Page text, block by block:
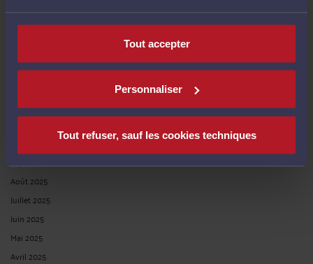
Tout accepter
Personnaliser
Tout refuser, sauf les cookies techniques
Mai 2026
Avril 2026
Février 2026
Décembre 2025
Octobre 2025
Août 2025
Juillet 2025
Juin 2025
Mai 2025
Avril 2025